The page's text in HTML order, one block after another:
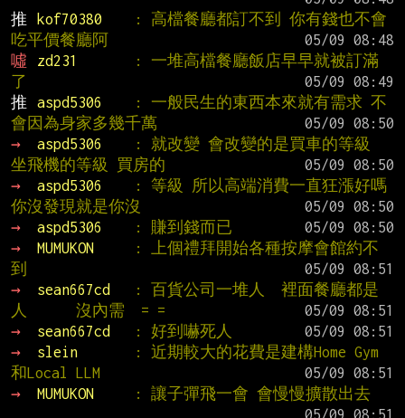
推
kof70380
: 高檔餐廳都訂不到 你有錢也不會
吃平價餐廳阿
噓
zd231
: 一堆高檔餐廳飯店早早就被訂滿
了
推
aspd5306
: 一般民生的東西本來就有需求 不
會因為身家多幾千萬
→
aspd5306
: 就改變 會改變的是買車的等級
坐飛機的等級 買房的
→
aspd5306
: 等級 所以高端消費一直狂漲好嗎
你沒發現就是你沒
→
aspd5306 : 賺到錢而已
→
MUMUKON
: 上個禮拜開始各種按摩會館約不
到
→
sean667cd
: 百貨公司一堆人  裡面餐廳都是
人      沒內需  = =
→
sean667cd : 好到嚇死人
→
slein
: 近期較大的花費是建構Home Gym
和Local LLM
→
MUMUKON
: 讓子彈飛一會 會慢慢擴散出去